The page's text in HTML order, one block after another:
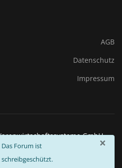
×
info
Das Forum ist
schreibgeschützt.
AGB
Datenschutz
Impressum
GmbH